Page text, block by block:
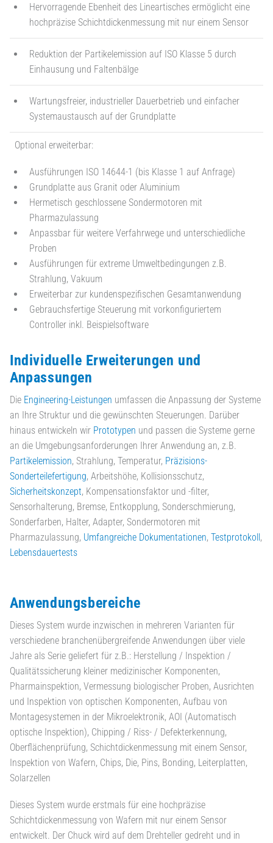
Hervorragende Ebenheit des Lineartisches ermöglicht eine
hochpräzise Schichtdickenmessung mit nur einem Sensor
Reduktion der Partikelemission auf ISO Klasse 5 durch
Einhausung und Faltenbälge
Wartungsfreier, industrieller Dauerbetrieb und einfacher
Systemaustausch auf der Grundplatte
Optional erweiterbar:
Ausführungen ISO 14644-1 (bis Klasse 1 auf Anfrage)
Grundplatte aus Granit oder Aluminium
Hermetisch geschlossene Sondermotoren mit
Pharmazulassung
Anpassbar für weitere Verfahrwege und unterschiedliche
Proben
Ausführungen für extreme Umweltbedingungen z.B.
Strahlung, Vakuum
Erweiterbar zur kundenspezifischen Gesamtanwendung
Gebrauchsfertige Steuerung mit vorkonfiguriertem
Controller inkl. Beispielsoftware
Individuelle Erweiterungen und
Anpassungen
Die Engineering-Leistungen umfassen die Anpassung der Systeme
an Ihre Struktur und die gewünschten Steuerungen. Darüber
hinaus entwickeln wir Prototypen und passen die Systeme gerne
an die Umgebungsanforderungen Ihrer Anwendung an, z.B.
Partikelemission, Strahlung, Temperatur, Präzisions-
Sonderteilefertigung, Arbeitshöhe, Kollisionsschutz,
Sicherheitskonzept, Kompensationsfaktor und -filter,
Sensorhalterung, Bremse, Entkopplung, Sonderschmierung,
Sonderfarben, Halter, Adapter, Sondermotoren mit
Pharmazulassung, Umfangreiche Dokumentationen, Testprotokoll,
Lebensdauertests
Anwendungsbereiche
Dieses System wurde inzwischen in mehreren Varianten für
verschiedene branchenübergreifende Anwendungen über viele
Jahre als Serie geliefert für z.B.: Herstellung / Inspektion /
Qualitätssicherung kleiner medizinischer Komponenten,
Pharmainspektion, Vermessung biologischer Proben, Ausrichten
und Inspektion von optischen Komponenten, Aufbau von
Montagesystemen in der Mikroelektronik, AOI (Automatisch
optische Inspektion), Chipping / Riss- / Defekterkennung,
Oberflächenprüfung, Schichtdickenmessung mit einem Sensor,
Inspektion von Wafern, Chips, Die, Pins, Bonding, Leiterplatten,
Solarzellen
Dieses System wurde erstmals für eine hochpräzise
Schichtdickenmessung von Wafern mit nur einem Sensor
entwickelt. Der Chuck wird auf dem Drehteller gedreht und in